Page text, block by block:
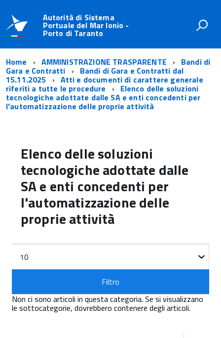
Autorità di Sistema
Portuale del Mar Ionio -
Porto di Taranto
Home AMMINISTRAZIONE TRASPARENTE Bandi di
Gara e Contratti Bandi di Gara e Contratti dal
15.11.2025 Atti e documenti di carattere generale
riferiti a tutte le procedure Elenco delle soluzioni
tecnologiche adottate dalle SA e enti concedenti per
l'automatizzazione delle proprie attività
Elenco delle soluzioni
tecnologiche adottate dalle
SA e enti concedenti per
l'automatizzazione delle
proprie attività
Filtri
Filtro
Non ci sono articoli in questa categoria. Se si visualizzano
le sottocategorie, dovrebbero contenere degli articoli.